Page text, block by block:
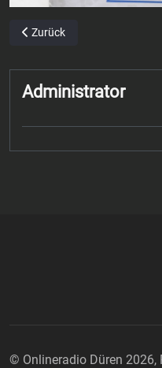
Vorheriger Beitrag:
Zurück
Administrator
© Onlineradio Düren 2026,